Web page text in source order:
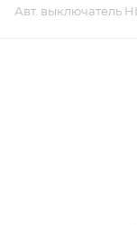
Авт. выключатель